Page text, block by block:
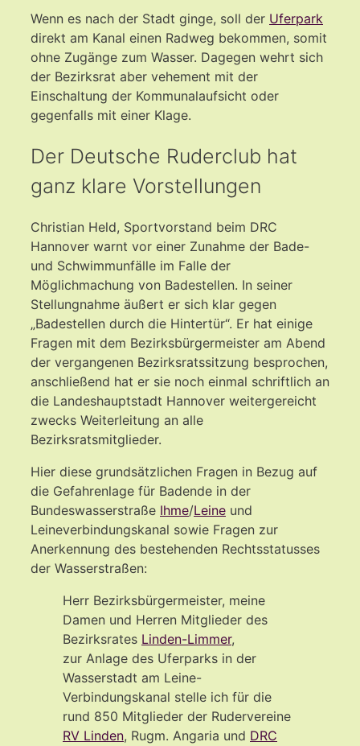
Wenn es nach der Stadt ginge, soll der Uferpark
direkt am Kanal einen Radweg bekommen, somit
ohne Zugänge zum Wasser. Dagegen wehrt sich
der Bezirksrat aber vehement mit der
Einschaltung der Kommunalaufsicht oder
gegenfalls mit einer Klage.
Der Deutsche Ruderclub hat
ganz klare Vorstellungen
Christian Held, Sportvorstand beim DRC
Hannover warnt vor einer Zunahme der Bade-
und Schwimmunfälle im Falle der
Möglichmachung von Badestellen. In seiner
Stellungnahme äußert er sich klar gegen
„Badestellen durch die Hintertür“. Er hat einige
Fragen mit dem Bezirksbürgermeister am Abend
der vergangenen Bezirksratssitzung besprochen,
anschließend hat er sie noch einmal schriftlich an
die Landeshauptstadt Hannover weitergereicht
zwecks Weiterleitung an alle
Bezirksratsmitglieder.
Hier diese grundsätzlichen Fragen in Bezug auf
die Gefahrenlage für Badende in der
Bundeswasserstraße Ihme/Leine und
Leineverbindungskanal sowie Fragen zur
Anerkennung des bestehenden Rechtsstatusses
der Wasserstraßen:
Herr Bezirksbürgermeister, meine
Damen und Herren Mitglieder des
Bezirksrates Linden-Limmer,
zur Anlage des Uferparks in der
Wasserstadt am Leine-
Verbindungskanal stelle ich für die
rund 850 Mitglieder der Rudervereine
RV Linden, Rugm. Angaria und DRC